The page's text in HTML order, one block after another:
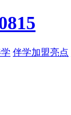
伴学加盟亮点